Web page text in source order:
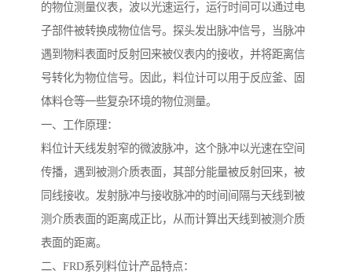
的物位测量仪表，波以光速运行，运行时间可以通过电
子部件被转换成物位信号。探头发出脉冲信号，当脉冲
遇到物料表面时反射回来被仪表内的接收，并将距离信
号转化为物位信号。因此，料位计可以用于反应釜、固
体料仓等一些复杂环境的物位测量。
一、工作原理：
料位计天线发射窄的微波脉冲，这个脉冲以光速在空间
传播，遇到被测介质表面，其部分能量被反射回来，被
同线接收。发射脉冲与接收脉冲的时间间隔与天线到被
测介质表面的距离成正比，从而计算出天线到被测介质
表面的距离。
二、FRD系列料位计产品特点：